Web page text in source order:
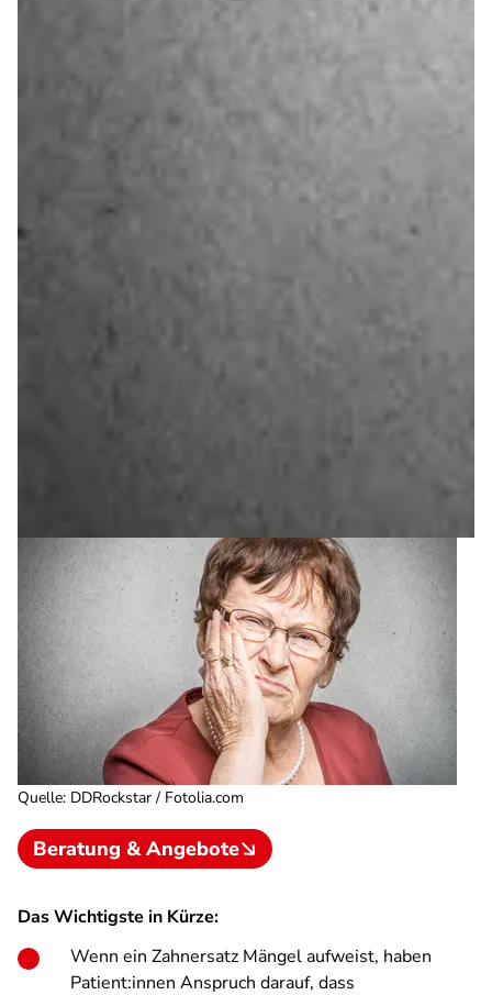
Quelle: DDRockstar / Fotolia.com
Beratung & Angebote
Das Wichtigste in Kürze:
Wenn ein Zahnersatz Mängel aufweist, haben
Patient:innen Anspruch darauf, dass